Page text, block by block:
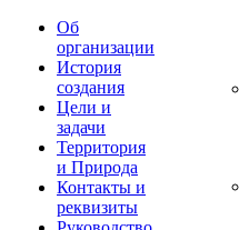
Об
организации
История
создания
Цели и
задачи
Территория
и Природа
Контакты и
реквизиты